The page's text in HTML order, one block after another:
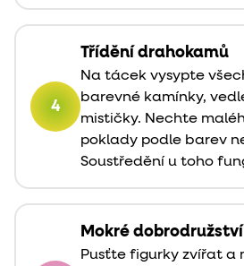
4
Třídění drahokamů
Na tácek vysypte
barevné kamínky,
mističky. Nechte
poklady podle barev
Soustředění u toho
Mokré dobrodružství
Pusťte figurky zvířat a